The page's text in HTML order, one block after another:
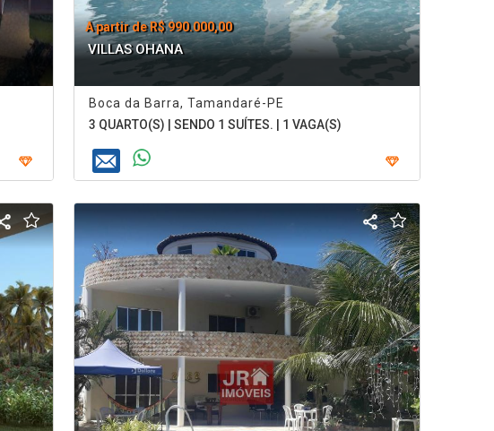
A partir de R$ 990.000,00
VILLAS OHANA
Boca da Barra, Tamandaré-PE
3 QUARTO(S) | SENDO 1 SUÍTES. | 1 VAGA(S)